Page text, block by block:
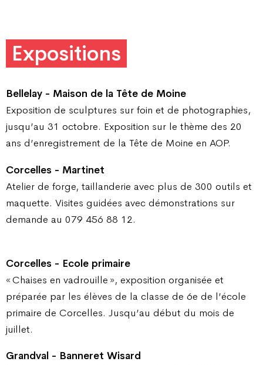
Expositions
Bellelay - Maison de la Tête de Moine
Exposition de sculptures sur foin et de photographies,
jusqu’au 31 octobre. Exposition sur le thème des 20
ans d’enregistrement de la Tête de Moine en AOP.
Corcelles - Martinet
Atelier de forge, taillanderie avec plus de 300 outils et
maquette. Visites guidées avec démonstrations sur
demande au 079 456 88 12.
Corcelles - Ecole primaire
« Chaises en vadrouille », exposition organisée et
préparée par les élèves de la classe de 6e de l’école
primaire de Corcelles. Jusqu’au début du mois de
juillet.
Grandval - Banneret Wisard